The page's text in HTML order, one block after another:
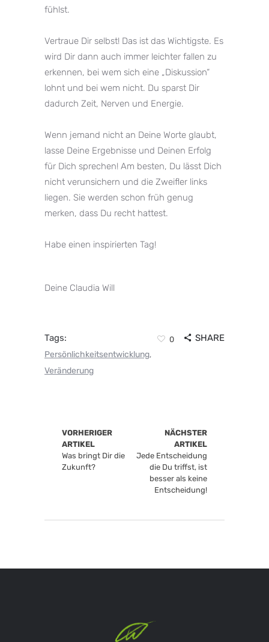
fühlst.⁣⁠
Vertraue Dir selbst! Das ist das Wichtigste. Es
wird Dir dann auch immer leichter fallen zu
erkennen, bei wem sich eine „Diskussion“
lohnt und bei wem nicht. Du sparst Dir
dadurch Zeit, Nerven und Energie.⁣⁠
Wenn jemand nicht an Deine Worte glaubt,
lasse Deine Ergebnisse und Deinen Erfolg
für Dich sprechen! Am besten, Du lässt Dich
nicht verunsichern und die Zweifler links
liegen. Sie werden schon früh genug
merken, dass Du recht hattest.⁣⁠
Habe einen inspirierten Tag!⁣⁠
Deine Claudia Will
Tags:
Persönlichkeitsentwicklung,
Veränderung
0 SHARE
VORHERIGER
ARTIKEL
Was bringt Dir die
Zukunft?
NÄCHSTER
ARTIKEL
Jede Entscheidung
die Du triffst, ist
besser als keine
Entscheidung!